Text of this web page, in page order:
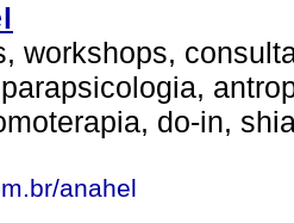
workshops,
do-in,
anahel